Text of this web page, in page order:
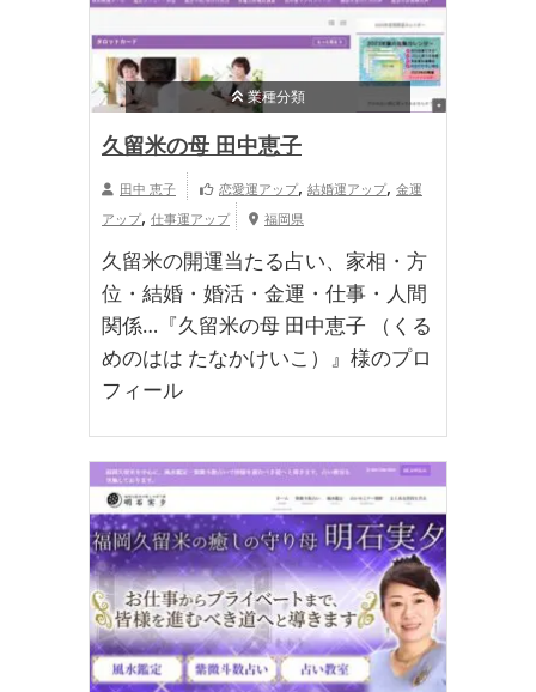
業種分類
久留米の母 田中恵子
田中 恵子 恋愛運アップ, 結婚運アップ, 金運
アップ, 仕事運アップ 福岡県
久留米の開運当たる占い、家相・方
位・結婚・婚活・金運・仕事・人間
関係…『久留米の母 田中恵子 （くる
めのはは たなかけいこ）』様のプロ
フィール